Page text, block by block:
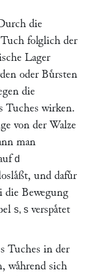
die
folglich der
Lager
oder Buͤrsten
die
Tuches wirken.
von der Walze
man
d
und dafuͤr
die Bewegung
s, s verspaͤtet
Tuches in der
waͤhrend sich